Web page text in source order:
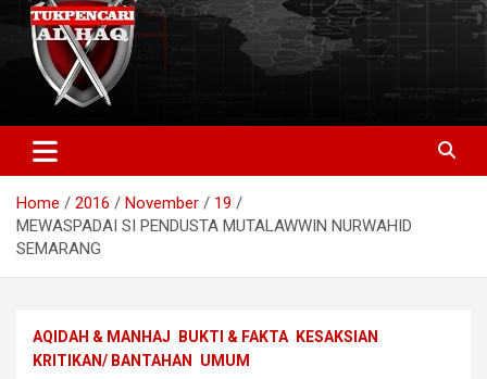
Home 2016 November
19
MEWASPADAI SI PENDUSTA MUTALAWWIN NURWAHID
SEMARANG
AQIDAH & MANHAJ BUKTI & FAKTA
KESAKSIAN
KRITIKAN/ BANTAHAN
UMUM